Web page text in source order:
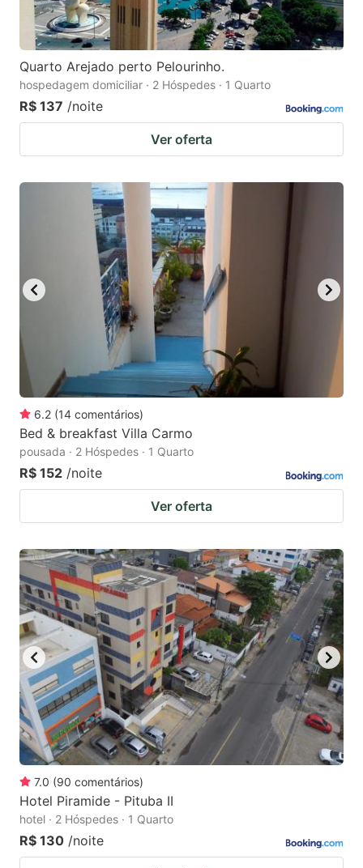
Quarto Arejado perto Pelourinho.
hospedagem domiciliar · 2 Hóspedes · 1 Quarto
R$ 137 /noite
Ver oferta
6.2 (14 comentários)
Bed & breakfast Villa Carmo
pousada · 2 Hóspedes · 1 Quarto
R$ 152 /noite
Ver oferta
7.0 (90 comentários)
Hotel Piramide - Pituba II
hotel · 2 Hóspedes · 1 Quarto
R$ 130 /noite